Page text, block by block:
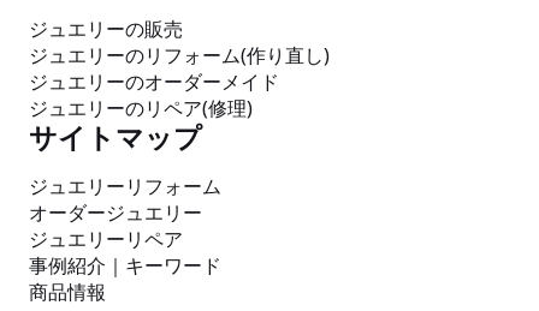
ジュエリーの販売
ジュエリーのリフォーム(作り直し)
ジュエリーのオーダーメイド
ジュエリーのリペア(修理)
サイトマップ
ジュエリーリフォーム
オーダージュエリー
ジュエリーリペア
事例紹介 ｜ キーワード
商品情報